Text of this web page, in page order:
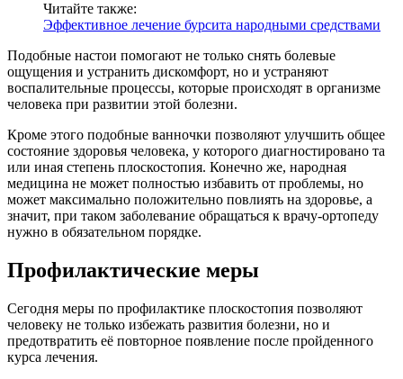
Читайте также:
Эффективное лечение бурсита народными средствами
Подобные настои помогают не только снять болевые
ощущения и устранить дискомфорт, но и устраняют
воспалительные процессы, которые происходят в организме
человека при развитии этой болезни.
Кроме этого подобные ванночки позволяют улучшить общее
состояние здоровья человека, у которого диагностировано та
или иная степень плоскостопия. Конечно же, народная
медицина не может полностью избавить от проблемы, но
может максимально положительно повлиять на здоровье, а
значит, при таком заболевание обращаться к врачу-ортопеду
нужно в обязательном порядке.
Профилактические меры
Сегодня меры по профилактике плоскостопия позволяют
человеку не только избежать развития болезни, но и
предотвратить её повторное появление после пройденного
курса лечения.